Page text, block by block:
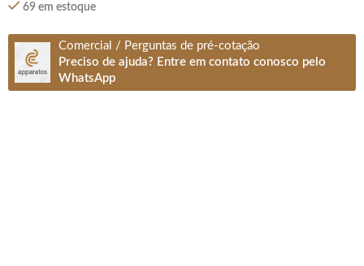
69 em estoque
Comercial / Perguntas de pré-cotação
Preciso de ajuda? Entre em contato conosco pelo
WhatsApp